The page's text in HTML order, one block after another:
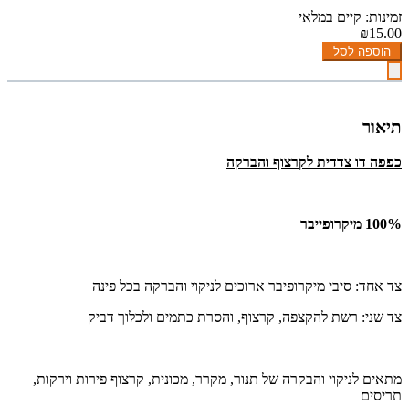
זמינות: קיים במלאי
₪15.00
הוספה לסל
תיאור
כפפה דו צדדית לקרצוף והברקה
100% מיקרופייבר
צד אחד: סיבי מיקרופיבר ארוכים לניקוי והברקה בכל פינה
צד שני: רשת להקצפה, קרצוף, והסרת כתמים ולכלוך דביק
מתאים לניקוי והבקרה של תנור, מקרר, מכונית, קרצוף פירות וירקות,
תריסים